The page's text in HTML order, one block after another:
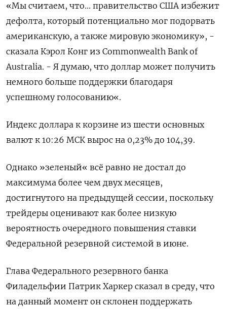
«Мы считаем, что... правительство США избежит
дефолта, который потенциально мог подорвать
американскую, а также мировую экономику», -
сказала Кэрол Конг из Commonwealth Bank of
Australia. - Я думаю, что доллар может получить
немного больше поддержки благодаря
успешному голосованию«.
Индекс доллара к корзине из шести основных
валют к 10:26 МСК вырос на 0,23% до 104,39​.
Однако »зеленый« всё равно не достал до
максимума более чем двух месяцев,
достигнутого на предыдущей сессии, поскольку
трейдеры оценивают как более низкую
вероятность очередного повышения ставки
Федеральной резервной системой в июне.
Глава Федерального резервного банка
Филадельфии Патрик Харкер сказал в среду, что
на данный момент он склонен поддержать